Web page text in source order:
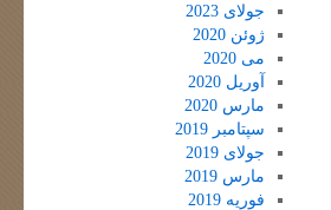
جولای 2023
ژوئن 2020
می 2020
آوریل 2020
مارس 2020
سپتامبر 2019
جولای 2019
مارس 2019
فوریه 2019